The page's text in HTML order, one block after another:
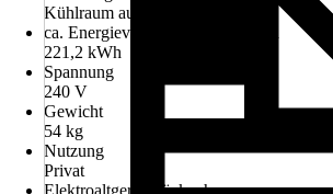
Kühlraum automatisch
ca. Energieverbrauch/Jahr in kWh
221,2 kWh
Spannung
240 V
Gewicht
54 kg
Nutzung
Privat
Elektroaltgerät-Rücknahme